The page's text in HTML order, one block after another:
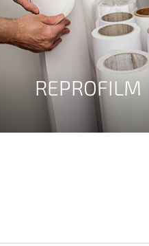
REPROFILM